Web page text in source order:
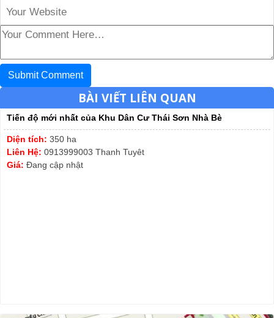
BÀI VIẾT LIÊN QUAN
Tiến độ mới nhất của Khu Dân Cư Thái Sơn Nhà Bè
Diện tích: 350 ha
Liên Hệ: 0913999003 Thanh Tuyêt
Giá: Đang cập nhật